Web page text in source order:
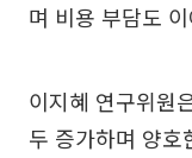
며 비용 부담도
이지혜 연구위원
두 증가하며 양호